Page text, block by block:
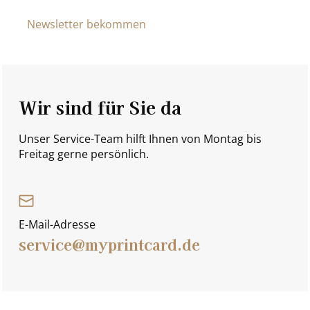
Newsletter bekommen
Wir sind für Sie da
Unser Service-Team hilft Ihnen von Montag bis
Freitag gerne persönlich.
E-Mail-Adresse
service@myprintcard.de